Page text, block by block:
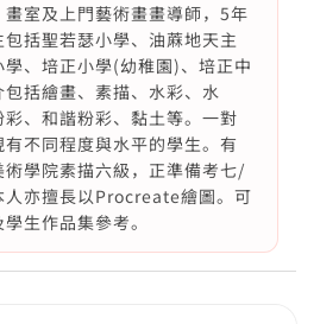
室及上門藝術畫畫導師，5年
括聖若瑟小學、油蔴地天主
、培正小學(幼稚園)、培正中
括繪畫、素描、水彩、水
、和諧粉彩、黏土等。一對
不同程度與水平的學生。有
學院素描六級，正準備考七/
人亦擅長以Procreate繪圖。可
生作品集參考。